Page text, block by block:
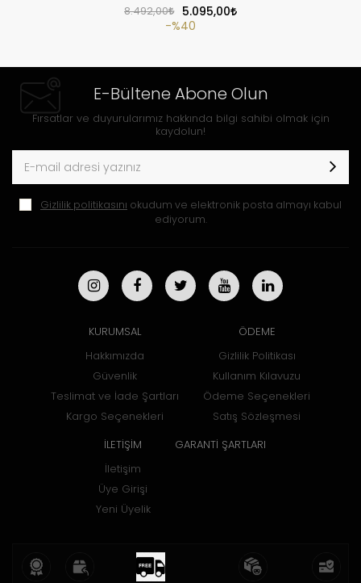
8.492,00
5.095,00
%40
E-Bültene Abone Olun
Fırsatlar ve duyurularımız hakkında bilgi sahibi olmak için
kaydolun!
Gizlilik politikasını okudum ve elektronik posta almayı kabul
ediyorum.
KURUMSAL
Hakkımızda
Güvenlik
Teslimat ve İade Şartları
Kargo Seçenekleri
ÖDEME
Gizlilik Politikası
Kullanım Kılavuzu
Ödeme Seçenekleri
Satış Sözleşmesi
İLETİŞİM
İletişim
Üye Girişi
Yeni Üyelik
GARANTİ ŞARTLARI